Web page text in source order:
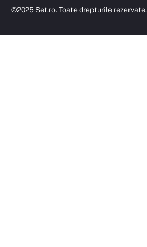
©2025 Set.ro. Toate drepturile rezervate.